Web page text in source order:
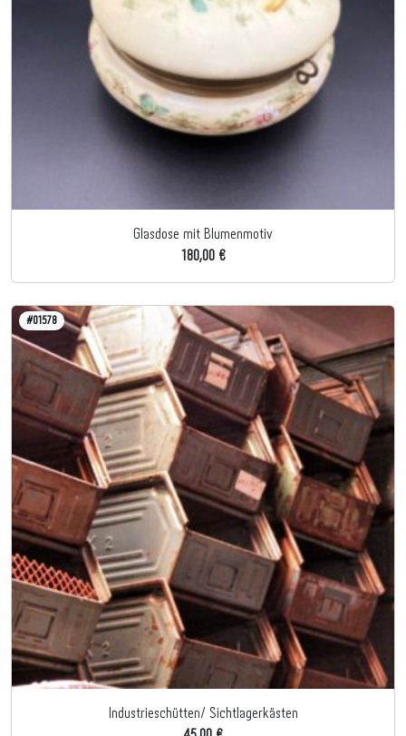
Glasdose mit Blumenmotiv
180,00 €
#01578
Industrieschütten/ Sichtlagerkästen